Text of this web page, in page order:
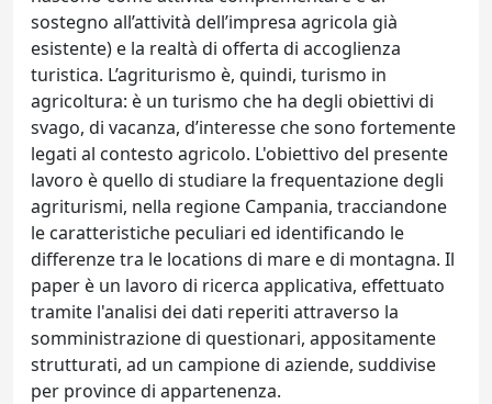
sostegno all’attività dell’impresa agricola già
esistente) e la realtà di offerta di accoglienza
turistica. L’agriturismo è, quindi, turismo in
agricoltura: è un turismo che ha degli obiettivi di
svago, di vacanza, d’interesse che sono fortemente
legati al contesto agricolo. L'obiettivo del presente
lavoro è quello di studiare la frequentazione degli
agriturismi, nella regione Campania, tracciandone
le caratteristiche peculiari ed identificando le
differenze tra le locations di mare e di montagna. Il
paper è un lavoro di ricerca applicativa, effettuato
tramite l'analisi dei dati reperiti attraverso la
somministrazione di questionari, appositamente
strutturati, ad un campione di aziende, suddivise
per province di appartenenza.